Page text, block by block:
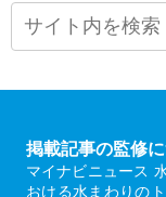
掲載記事の監修
マイナビニュース
おける水まわりの